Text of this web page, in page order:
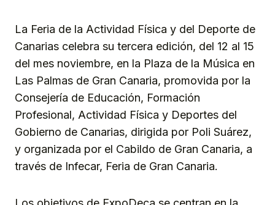
La Feria de la Actividad Física y del Deporte de
Canarias celebra su tercera edición, del 12 al 15
del mes noviembre, en la Plaza de la Música en
Las Palmas de Gran Canaria, promovida por la
Consejería de Educación, Formación
Profesional, Actividad Física y Deportes del
Gobierno de Canarias, dirigida por Poli Suárez,
y organizada por el Cabildo de Gran Canaria, a
través de Infecar, Feria de Gran Canaria.